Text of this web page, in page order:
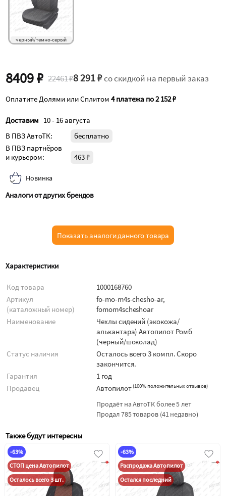
черный/темно-серый
8409 ₽ 22461 ₽8 291 ₽со скидкой на первый заказ
Оплатите Долями или Сплитом4 платежа по 2 152 ₽
Доставим 10 - 16 августа
В ПВЗ АвтоТК:
бесплатно
В ПВЗ партнёров
и курьером:
463 ₽
Новинка
Аналоги от других брендов
Показать аналоги данного товара
Характеристики
Код товара
1000168760
Артикул
(каталожный номер)
fo-mo-m4s-chesho-ar,
fomom4scheshoar
Наименование
Чехлы сидений (экокожа/
алькантара) Автопилот Ромб
(черный/шоколад)
Статус наличия
Осталось всего 3 компл. Скоро
закончится.
Гарантия
1 год
Продавец
Автопилот (100% положительных отзывов)
Продаёт на АвтоТК более 5 лет
Продал 785 товаров (41 недавно)
Также будут интересны
-63%
СТОП цена Автопилот
Осталось всего 3 шт.
-63%
Распродажа Автопилот
Остался последний